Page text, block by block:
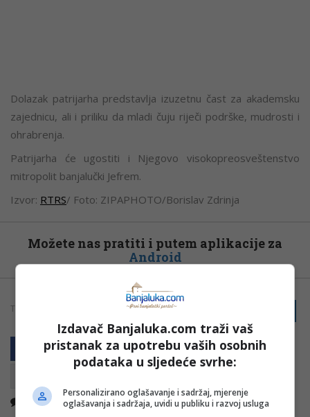
Dolazak patrijarha predstavlja izuzetnu čast za akademsku
zajednicu, ali i priliku da mladi čuju riječi podrške, mudrosti i
ohrabrenja.
Patrijarha će ugostiti i Njegovo visokopreosveštenstvo
mitropolit banjalučki Jefrem.
Izvor: RTRS/ Foto: ZIPAPHOTO/Borislav Zdrinja
Možete nas pratiti i putem aplikacije za
Android
TAGOVI: PATRIJARH PORFIRIJE
Kopirati
Nema komentara
Izdavač Banjaluka.com traži vaš
pristanak za upotrebu vaših osobnih
podataka u sljedeće svrhe:
Personalizirano oglašavanje i sadržaj, mjerenje
oglašavanja i sadržaja, uvidi u publiku i razvoj usluga